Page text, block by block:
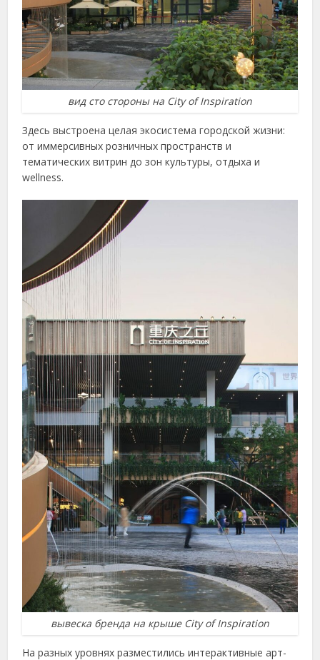
вид сто стороны на City of Inspiration
Здесь выстроена целая экосистема городской жизни:
от иммерсивных розничных пространств и
тематических витрин до зон культуры, отдыха и
wellness.
вывеска бренда на крыше City of Inspiration
На разных уровнях разместились интерактивные арт-